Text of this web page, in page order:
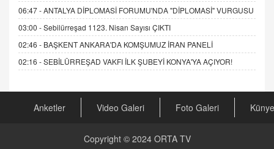
06:47 -ANTALYA DİPLOMASİ FORUMU'NDA "DİPLOMASİ" VURGUSU
03:00 -Sebilürreşad 1123. Nisan Sayısı ÇIKTI
02:46 - BAŞKENT ANKARA'DA KOMŞUMUZ İRAN PANELİ
02:16 -SEBİLÜRREŞAD VAKFI İLK ŞUBEYİ KONYA'YA AÇIYOR!
Anketler Video Galeri Foto Galeri Künye
Copyright © 2024 ORTA TV